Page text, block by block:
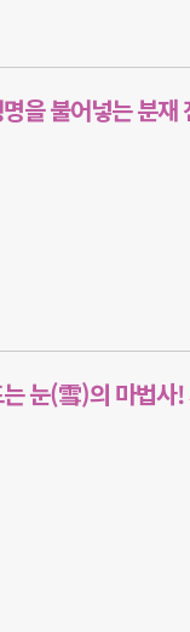
을 불어넣는 분재
눈(雪)의 마법사!